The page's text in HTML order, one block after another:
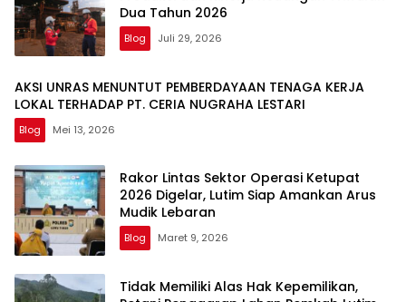
Dua Tahun 2026
Blog Juli 29, 2026
AKSI UNRAS MENUNTUT PEMBERDAYAAN TENAGA KERJA
LOKAL TERHADAP PT. CERIA NUGRAHA LESTARI
Blog Mei 13, 2026
Rakor Lintas Sektor Operasi Ketupat
2026 Digelar, Lutim Siap Amankan Arus
Mudik Lebaran
Blog Maret 9, 2026
Tidak Memiliki Alas Hak Kepemilikan,